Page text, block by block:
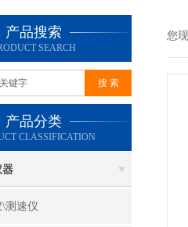
产品搜索
SEARCH
产品分类
CLASSIFICATION
器
测速仪
您